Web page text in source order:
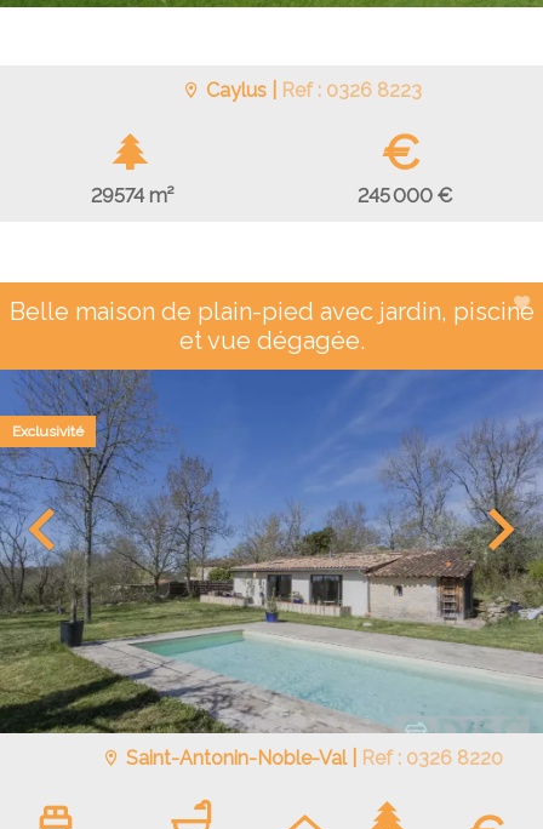
Caylus | Ref : 0326 8223
29574 m²
€
245 000 €
Belle maison de plain-pied avec jardin, piscine
et vue dégagée.
Saint-Antonin-Noble-Val | Ref : 0326 8220
Exclusivité